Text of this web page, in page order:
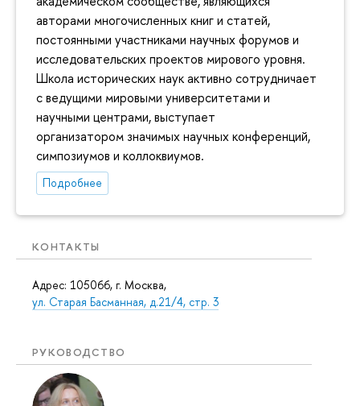
авторами многочисленных книг и статей,
постоянными участниками научных форумов и
исследовательских проектов мирового уровня.
Школа исторических наук активно сотрудничает
с ведущими мировыми университетами и
научными центрами, выступает
организатором значимых научных конференций,
симпозиумов и коллоквиумов.
Подробнее
КОНТАКТЫ
Адрес: 105066, г. Москва,
ул. Старая Басманная, д.21/4, стр. 3
РУКОВОДСТВО